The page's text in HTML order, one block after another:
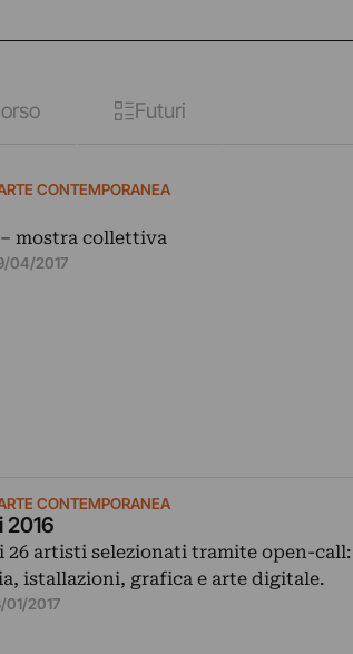
Futuri
CONTEMPORANEA
mostra collettiva
04/2017
CONTEMPORANEA
2016
26 artisti selezionati tramite open-call:
istallazioni, grafica e arte digitale.
01/2017